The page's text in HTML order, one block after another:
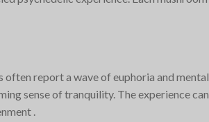
report a wave of euphoria and mental
sense of tranquility. The experience can
​.